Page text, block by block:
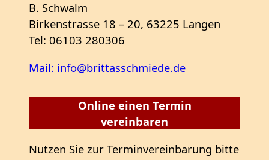
B. Schwalm
Birkenstrasse 18 – 20, 63225 Langen
Tel: 06103 280306
Mail: info@brittasschmiede.de
Online einen Termin
vereinbaren
Nutzen Sie zur Terminvereinbarung bitte